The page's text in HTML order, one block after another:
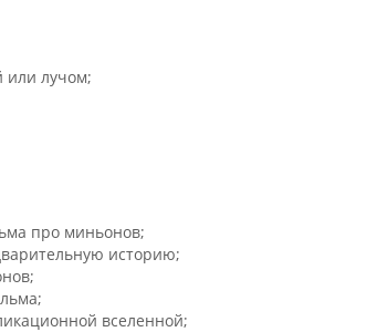
или лучом;
про миньонов;
историю;
вселенной;